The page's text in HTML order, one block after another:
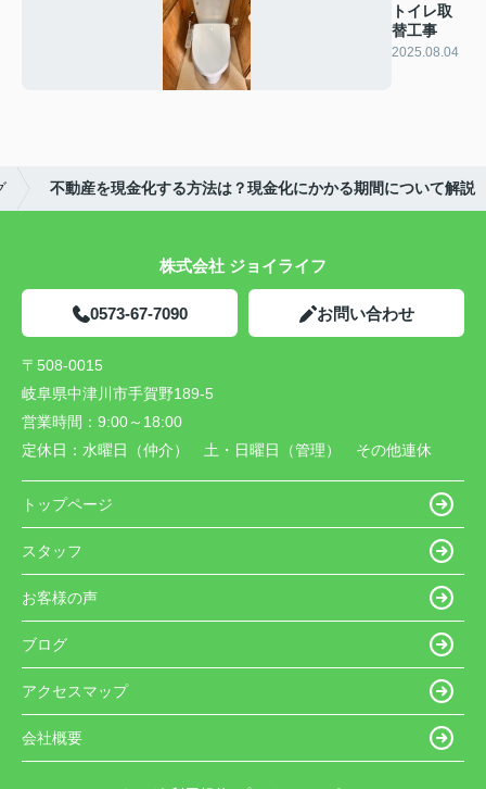
トイレ取
替工事
2025.08.04
不動産を現金化する方法は？現金化にかかる期間について解説
株式会社 ジョイライフ
0573-67-7090 お問い合わせ
〒508-0015
岐阜県中津川市手賀野189-5
営業時間： 9:00～18:00
定休日： 水曜日（仲介） 土・日曜日（管理） その他連休
トップページ
スタッフ
お客様の声
ブログ
アクセスマップ
会社概要